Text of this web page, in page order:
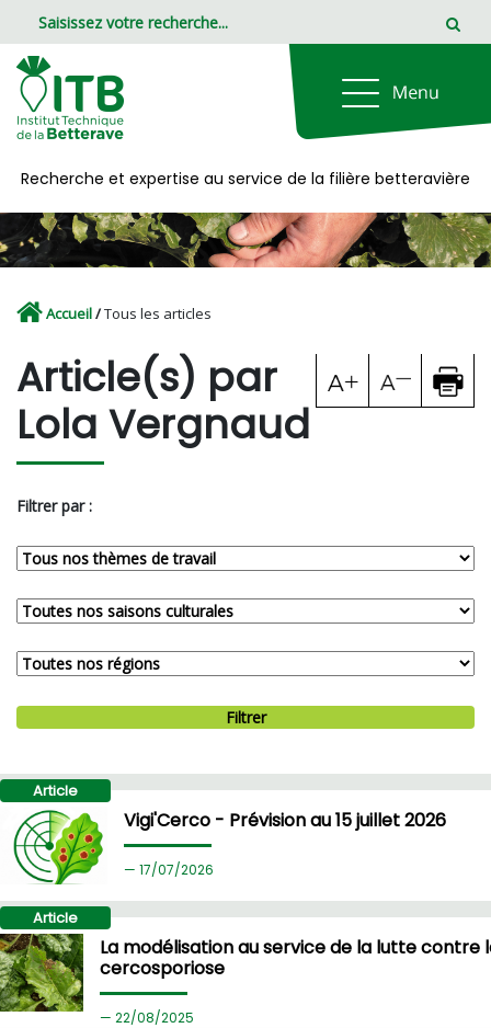
Recherche et expertise au service de la filière betteravière
Accueil/Tous les articles
Article(s) par
Lola Vergnaud
Filtrer par :
Filtrer
Article
Vigi'Cerco - Prévision au 15 juillet 2026
17/07/2026
Article
La modélisation au service de la lutte contre
cercosporiose
22/08/2025
Panneau de gestion des cookies